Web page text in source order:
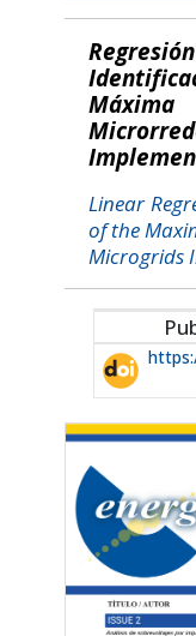
Linear
of the
Microgrids